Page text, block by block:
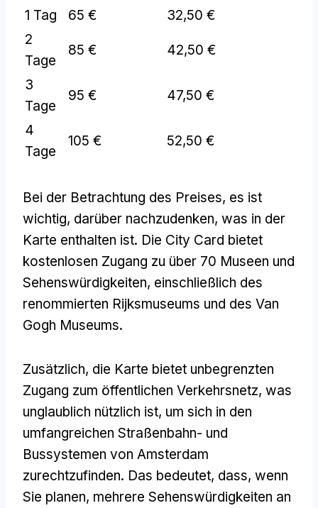
1 Tag
65 €
32,50 €
2
Tage
85 € 42,50 €
3
Tage
95 € 47,50 €
4
Tage
105 € 52,50 €
Bei der Betrachtung des Preises, es ist
wichtig, darüber nachzudenken, was in der
Karte enthalten ist. Die City Card bietet
kostenlosen Zugang zu über 70 Museen und
Sehenswürdigkeiten, einschließlich des
renommierten Rijksmuseums und des Van
Gogh Museums.
Zusätzlich, die Karte bietet unbegrenzten
Zugang zum öffentlichen Verkehrsnetz, was
unglaublich nützlich ist, um sich in den
umfangreichen Straßenbahn- und
Bussystemen von Amsterdam
zurechtzufinden. Das bedeutet, dass, wenn
Sie planen, mehrere Sehenswürdigkeiten an